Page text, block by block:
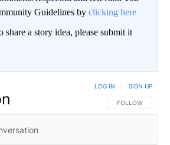
Guidelines by clicking here
a story idea, please submit it
FOLLOW THIS
FOLLOW
LOG IN SIGN UP